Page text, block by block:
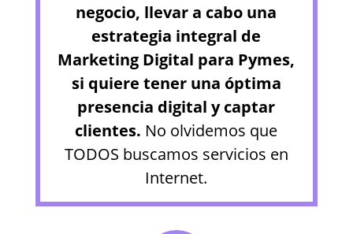
negocio, llevar a cabo una
estrategia integral de
Marketing Digital para Pymes,
si quiere tener una óptima
presencia digital y captar
clientes. No olvidemos que
TODOS buscamos servicios en
Internet.